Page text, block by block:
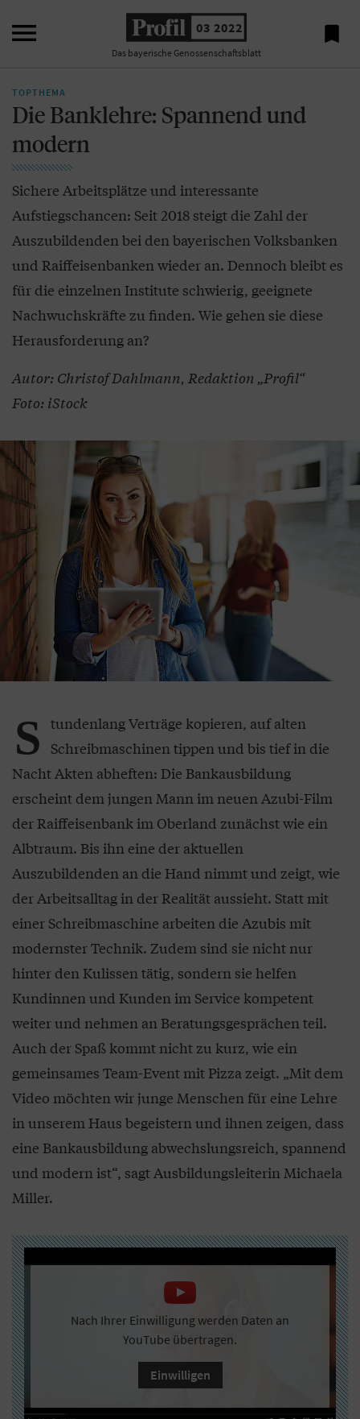
 03 2022
Das bayerische Genossenschaftsblatt

TOPTHEMA
Die Banklehre: Spannend und
modern
Sichere Arbeitsplätze und interessante
Aufstiegschancen: Seit 2018 steigt die Zahl der
Auszubildenden bei den bayerischen Volksbanken
und Raiffeisenbanken wieder an. Dennoch bleibt es
für die einzelnen Institute schwierig, geeignete
Nachwuchskräfte zu finden. Wie gehen sie diese
Herausforderung an?
Autor: Christof Dahlmann, Redaktion „Profil“
Foto: iStock
S tundenlang Verträge kopieren, auf alten
Schreibmaschinen tippen und bis tief in die
Nacht Akten abheften: Die Bankausbildung
erscheint dem jungen Mann im neuen Azubi-Film
der Raiffeisenbank im Oberland zunächst wie ein
Albtraum. Bis ihn eine der aktuellen
Auszubildenden an die Hand nimmt und zeigt, wie
der Arbeitsalltag in der Realität aussieht. Statt mit
einer Schreibmaschine arbeiten die Azubis mit
modernster Technik. Zudem sind sie nicht nur
hinter den Kulissen tätig, sondern sie helfen
Kundinnen und Kunden im Service kompetent
weiter und nehmen an Beratungsgesprächen teil.
Auch der Spaß kommt nicht zu kurz, wie ein
gemeinsames Team-Event mit Pizza zeigt. „Mit dem
Video möchten wir junge Menschen für eine Lehre
in unserem Haus begeistern und ihnen zeigen, dass
eine Bankausbildung abwechslungsreich, spannend
und modern ist“, sagt Ausbildungsleiterin Michaela
Miller.
Nach Ihrer Einwilligung werden Daten an
YouTube übertragen.
Einwilligen